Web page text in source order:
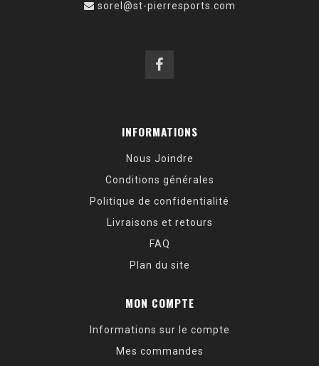
sorel@st-pierresports.com
INFORMATIONS
Nous Joindre
Conditions générales
Politique de confidentialité
Livraisons et retours
FAQ
Plan du site
MON COMPTE
Informations sur le compte
Mes commandes